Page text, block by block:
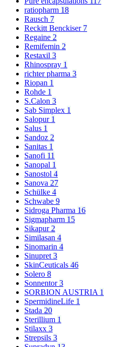
ratiopharm 18
Rausch 7
Reckitt Benckiser 7
Regaine 2
Remifemin 2
Restaxil 3
Rhinospray 1
richter pharma 3
Riopan 1
Rohde 1
S.Calon 3
Sab Simplex 1
Salopur 1
Salus 1
Sandoz 2
Sanitas 1
Sanofi 11
Sanopal 1
Sanostol 4
Sanova 27
Schülke 4
Schwabe 9
Sidroga Pharma 16
Sigmapharm 15
Sikapur 2
Similasan 4
Sinomarin 4
Sinupret 3
SkinCeuticals 46
Solero 8
Sonnentor3
SORBION AUSTRIA 1
SpermidineLife 1
Stada 20
Sterillium 1
Stilaxx 3
Strepsils 3